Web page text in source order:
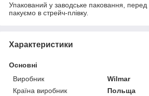
Упакований у заводське паковання,
пакуємо в стрейч-плівку.
Характеристики
Основні
Виробник
Wilmar
Країна виробник
Польща